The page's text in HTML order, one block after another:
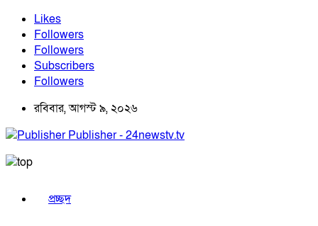
Likes
Followers
Followers
Subscribers
Followers
রবিবার, আগস্ট ৯, ২০২৬
Publisher - 24newstv.tv
প্রচ্ছদ